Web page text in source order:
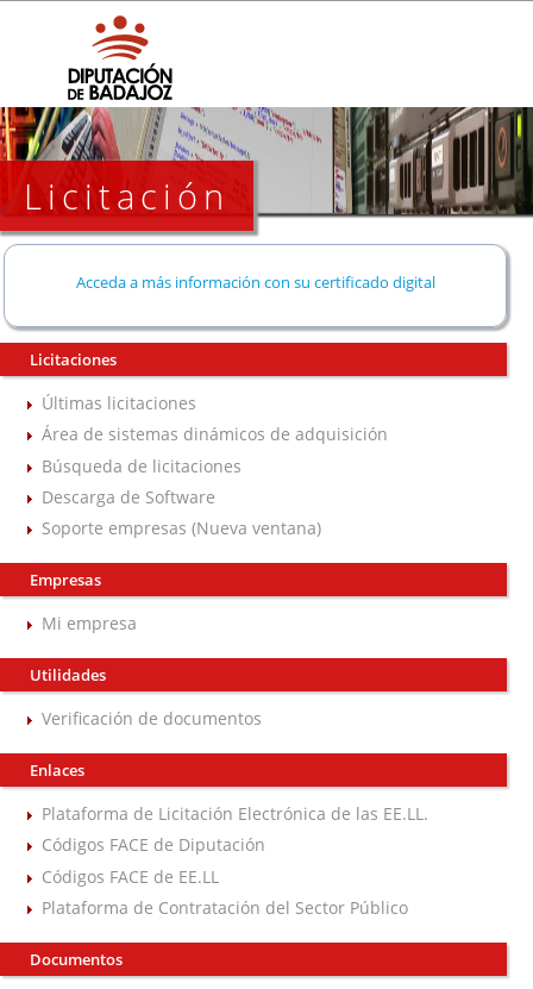
Licitación
Acceda a más información con su certificado digital
Licitaciones
Últimas licitaciones
Área de sistemas dinámicos de adquisición
Búsqueda de licitaciones
Descarga de Software
Soporte empresas (Nueva ventana)
Empresas
Mi empresa
Utilidades
Verificación de documentos
Enlaces
Plataforma de Licitación Electrónica de las EE.LL.
Códigos FACE de Diputación
Códigos FACE de EE.LL
Plataforma de Contratación del Sector Público
Documentos